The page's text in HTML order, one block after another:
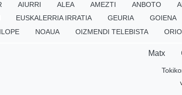
AIURRI ALEA AMEZTI ANBOTO
EUSKALERRIA IRRATIA GEURIA GOIENA
NOAUA OIZMENDI TELEBISTA
Matx